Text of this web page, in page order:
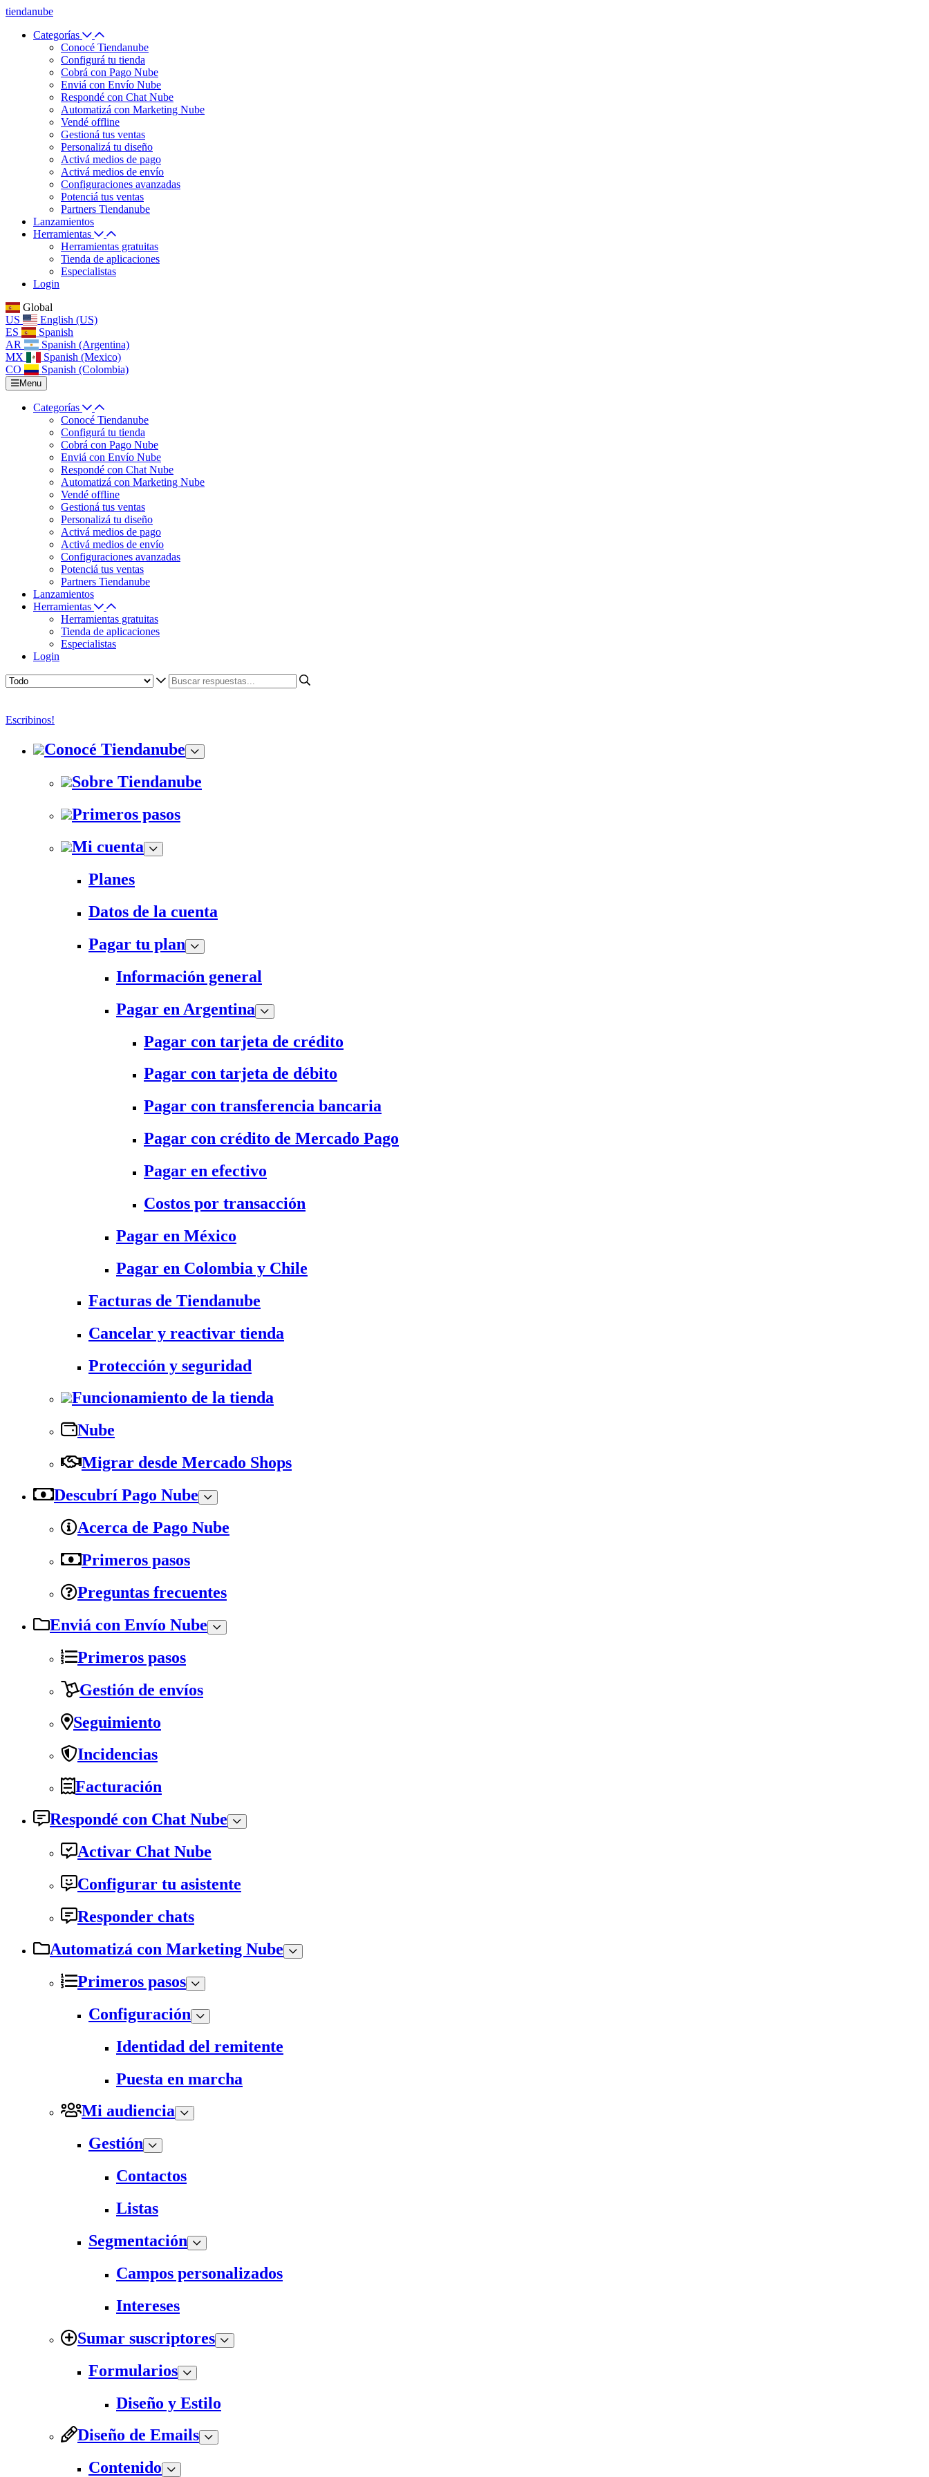
tiendanube
Categorías
Conocé Tiendanube
Configurá tu tienda
Cobrá con Pago Nube
Enviá con Envío Nube
Respondé con Chat Nube
Automatizá con Marketing Nube
Vendé offline
Gestioná tus ventas
Personalizá tu diseño
Activá medios de pago
Activá medios de envío
Configuraciones avanzadas
Potenciá tus ventas
Partners Tiendanube
Lanzamientos
Herramientas
Herramientas gratuitas
Tienda de aplicaciones
Especialistas
Login
Global
US
English (US)
ES
Spanish
AR
Spanish (Argentina)
MX
Spanish (Mexico)
CO
Spanish (Colombia)
Menu
Categorías
Conocé Tiendanube
Configurá tu tienda
Cobrá con Pago Nube
Enviá con Envío Nube
Respondé con Chat Nube
Automatizá con Marketing Nube
Vendé offline
Gestioná tus ventas
Personalizá tu diseño
Activá medios de pago
Activá medios de envío
Configuraciones avanzadas
Potenciá tus ventas
Partners Tiendanube
Lanzamientos
Herramientas
Herramientas gratuitas
Tienda de aplicaciones
Especialistas
Login
Escribinos!
Conocé Tiendanube
Sobre Tiendanube
Primeros pasos
Mi cuenta
Planes
Datos de la cuenta
Pagar tu plan
Información general
Pagar en Argentina
Pagar con tarjeta de crédito
Pagar con tarjeta de débito
Pagar con transferencia bancaria
Pagar con crédito de Mercado Pago
Pagar en efectivo
Costos por transacción
Pagar en México
Pagar en Colombia y Chile
Facturas de Tiendanube
Cancelar y reactivar tienda
Protección y seguridad
Funcionamiento de la tienda
Nube
Migrar desde Mercado Shops
Descubrí Pago Nube
Acerca de Pago Nube
Primeros pasos
Preguntas frecuentes
Enviá con Envío Nube
Primeros pasos
Gestión de envíos
Seguimiento
Incidencias
Facturación
Respondé con Chat Nube
Activar Chat Nube
Configurar tu asistente
Responder chats
Automatizá con Marketing Nube
Primeros pasos
Configuración
Identidad del remitente
Puesta en marcha
Mi audiencia
Gestión
Contactos
Listas
Segmentación
Campos personalizados
Intereses
Sumar suscriptores
Formularios
Diseño y Estilo
Diseño de Emails
Contenido